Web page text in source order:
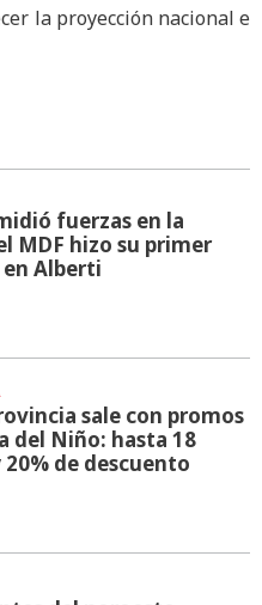
la proyección nacional e
fuerzas en la
MDF hizo su primer
Alberti
sale con promos
del Niño: hasta 18
de descuento